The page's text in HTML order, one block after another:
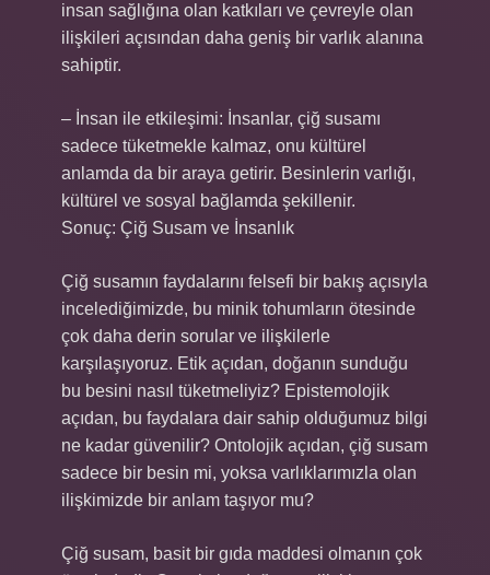
insan sağlığına olan katkıları ve çevreyle olan
ilişkileri açısından daha geniş bir varlık alanına
sahiptir.
– İnsan ile etkileşimi: İnsanlar, çiğ susamı
sadece tüketmekle kalmaz, onu kültürel
anlamda da bir araya getirir. Besinlerin varlığı,
kültürel ve sosyal bağlamda şekillenir.
Sonuç: Çiğ Susam ve İnsanlık
Çiğ susamın faydalarını felsefi bir bakış açısıyla
incelediğimizde, bu minik tohumların ötesinde
çok daha derin sorular ve ilişkilerle
karşılaşıyoruz. Etik açıdan, doğanın sunduğu
bu besini nasıl tüketmeliyiz? Epistemolojik
açıdan, bu faydalara dair sahip olduğumuz bilgi
ne kadar güvenilir? Ontolojik açıdan, çiğ susam
sadece bir besin mi, yoksa varlıklarımızla olan
ilişkimizde bir anlam taşıyor mu?
Çiğ susam, basit bir gıda maddesi olmanın çok